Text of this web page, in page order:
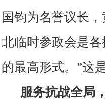
国钧为名誉议长
北临时参政会是
的最高形式。”这
服务抗战全局